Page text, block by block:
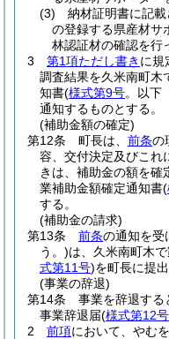
(3)
納材証明書に記
の登録する県産材サ
林認証材の確認を行
3
第1項ただし書き に規
調査結果を久米南町木
知書(様式第9号。以下
通知するものとする。
(補助金額の確定)
第12条
町長は、 前条の
容、交付決定及びこれ
きは、補助金の額を確
業補助金額確定通知書(
する。
(補助金の請求)
第13条
前条の通知を受
う。)は、久米南町木
式第11号)を町長に提
(事業の辞退)
第14条
事業を辞退する
事業辞退届(様式第12号
2
前項において、やむ